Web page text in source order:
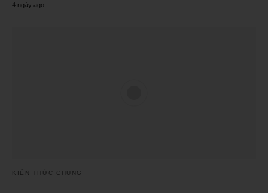
4 ngày ago
KIẾN THỨC CHUNG